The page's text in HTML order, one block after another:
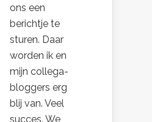
ons een
berichtje te
sturen. Daar
worden ik en
mijn collega-
bloggers erg
blij van. Veel
succes. We